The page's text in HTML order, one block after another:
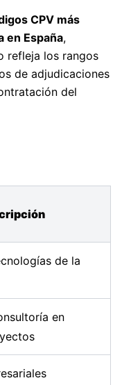
CPV más
en España,
refleja los rangos
de adjudicaciones
del
de la
en